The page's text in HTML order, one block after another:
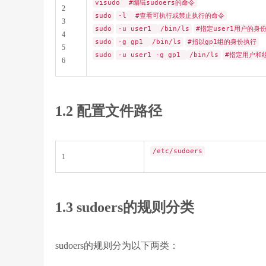
2
3
4
5
6
visudo
#编辑sudoers的命令
sudo
-l
#查看可执行或禁止执行的命令
sudo
-u user1 /bin/ls
#指定user1用户的身
sudo
-g gp1 /bin/ls
#指以gp1组的身份执行
sudo
-u user1 -g gp1 /bin/ls #指定用户和
1.2 配置文件路径
1
/etc/sudoers
1.3 sudoers的规则分类
sudoers的规则分为以下两类：